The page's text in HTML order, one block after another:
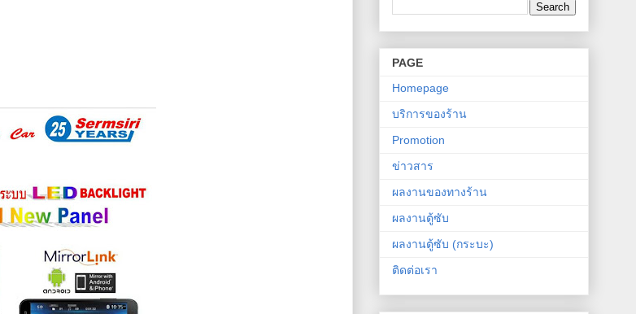
PAGE
Homepage
บริการของร้าน
Promotion
ข่าวสาร
ผลงานของทางร้าน
ผลงานตู้ซับ
ผลงานตู้ซับ (กระบะ)
ติดต่อเรา